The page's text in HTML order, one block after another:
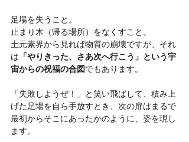
足場を失うこと。
止まり木（帰る場所）をなくすこと。
土元素界から見れば物質の崩壊ですが、それ
は 「やりきった、さあ次へ行こう」という宇
宙からの祝福の合図でもあります。
「失敗しようぜ！」と笑い飛ばして、積み上
げた足場を自ら手放すとき、次の扉はまるで
最初からそこにあったかのように、姿を現し
ます。